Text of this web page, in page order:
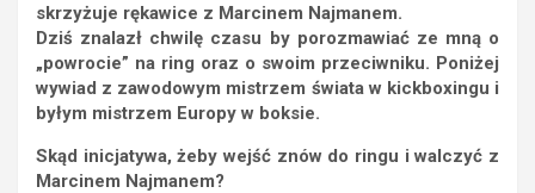
skrzyżuje rękawice z Marcinem Najmanem.
Dziś znalazł chwilę czasu by porozmawiać ze mną o
„powrocie” na ring oraz o swoim przeciwniku. Poniżej
wywiad z zawodowym mistrzem świata w kickboxingu i
byłym mistrzem Europy w boksie.
Skąd inicjatywa, żeby wejść znów do ringu i walczyć z
Marcinem Najmanem?